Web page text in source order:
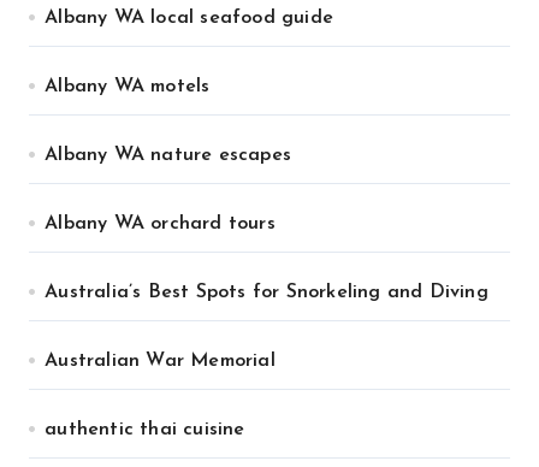
Albany WA local seafood guide
Albany WA motels
Albany WA nature escapes
Albany WA orchard tours
Australia’s Best Spots for Snorkeling and Diving
Australian War Memorial
authentic thai cuisine